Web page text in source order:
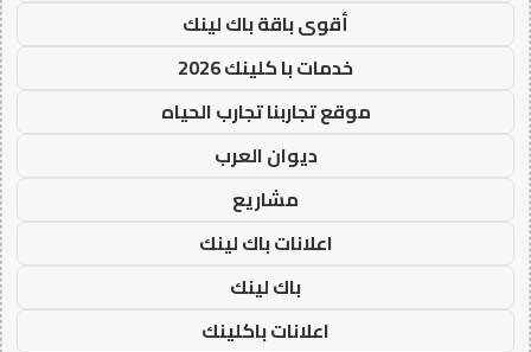
أقوى باقة باك لينك
خدمات با كلينك 2026
موقع تجاربنا تجارب الحياه
ديوان العرب
مشاريع
اعلانات باك لينك
باك لينك
اعلانات باكلينك